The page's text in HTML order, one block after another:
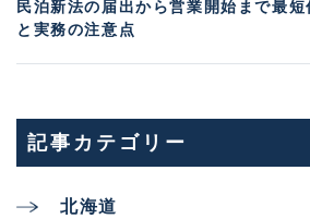
民泊新法の届出から営業開始まで最
と実務の注意点
記事カテゴリー
北海道